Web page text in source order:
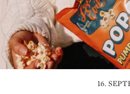
16.